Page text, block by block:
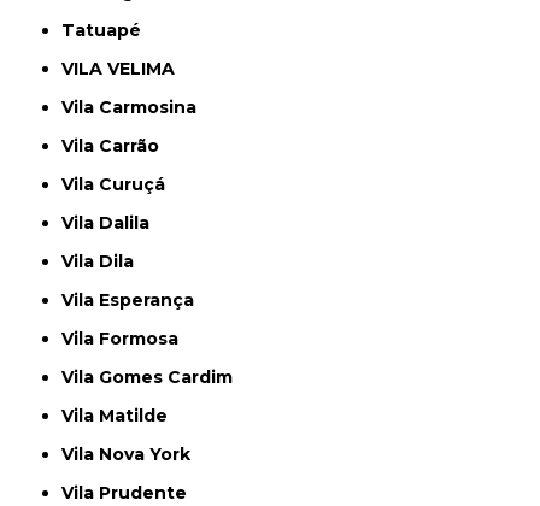
Tatuapé
VILA VELIMA
Vila Carmosina
Vila Carrão
Vila Curuçá
Vila Dalila
Vila Dila
Vila Esperança
Vila Formosa
Vila Gomes Cardim
Vila Matilde
Vila Nova York
Vila Prudente